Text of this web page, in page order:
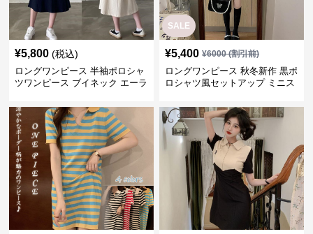
¥5,800 (税込)
ロングワンピース 半袖ポロシャ
ツワンピース ブイネック エーラ
SALE
¥5,400 ¥6000(割引前)
ロングワンピース 秋冬新作 黒ポ
ロシャツ風セットアップ ミニス